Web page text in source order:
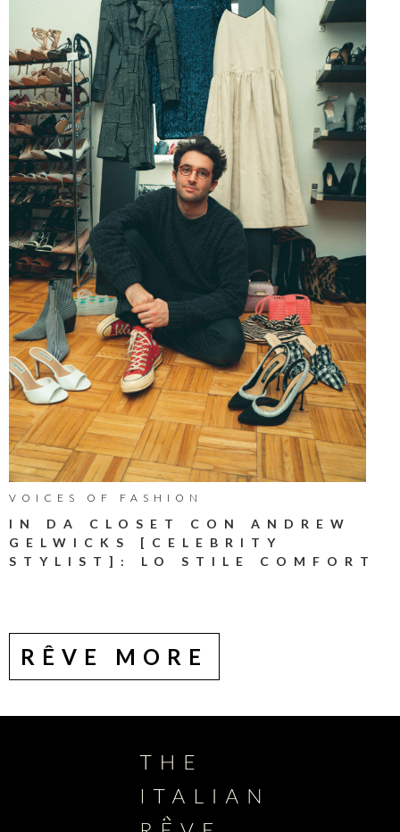
VOICES OF FASHION
IN DA CLOSET CON ANDREW
GELWICKS [CELEBRITY
STYLIST]: LO STILE COMFORT
RÊVE MORE